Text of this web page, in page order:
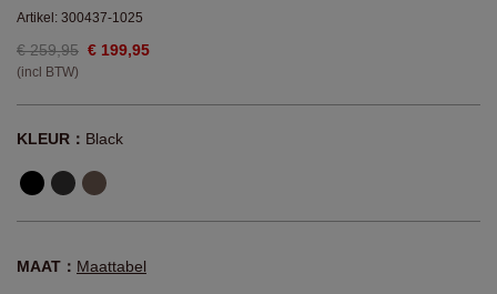
Artikel: 300437-1025
€ 259,95 € 199,95
(incl BTW)
KLEUR： Black
MAAT： Maattabel